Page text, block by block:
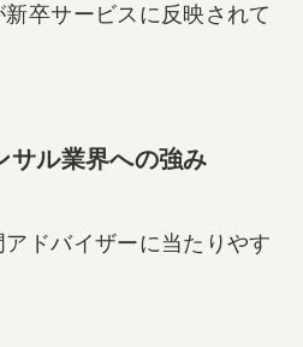
卒サービスに反映されて
ル業界への強み
ドバイザーに当たりやす